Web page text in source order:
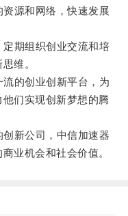
源和网络，快速发展
期组织创业交流和培
维。
的创业创新平台，为
们实现创新梦想的腾
新公司，中信加速器
业机会和社会价值。